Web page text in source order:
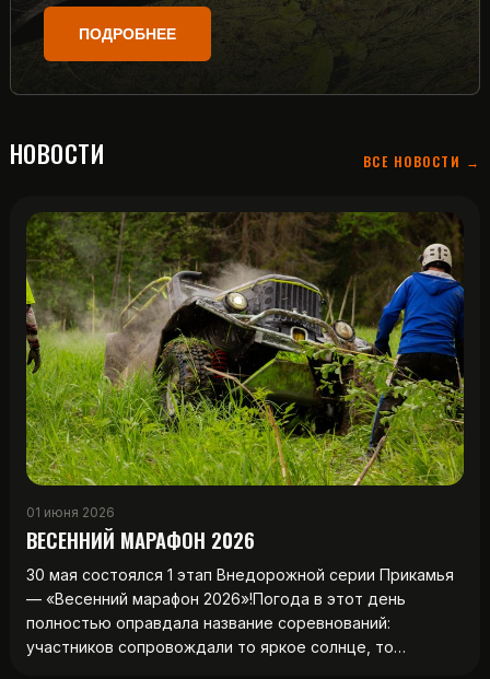
ПОДРОБНЕЕ
НОВОСТИ ВСЕ НОВОСТИ →
01 июня 2026
ВЕСЕННИЙ МАРАФОН 2026
30 мая состоялся 1 этап Внедорожной серии Прикамья
— «Весенний марафон 2026»!Погода в этот день
полностью оправдала название соревнований:
участников сопровождали то яркое солнце, то…